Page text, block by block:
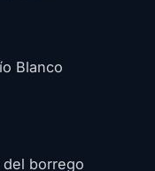
Blanco
borrego